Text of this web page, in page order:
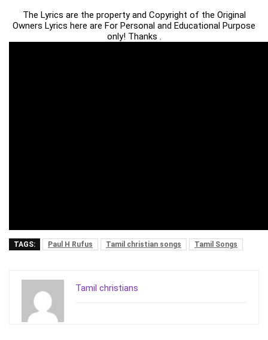
The Lyrics are the property and Copyright of the Original
Owners Lyrics here are For Personal and Educational Purpose
only! Thanks .
TAGS: Paul H Rufus Tamil christian songs Tamil Songs
Tamil christians